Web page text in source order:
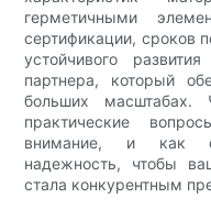
герметичными
сертификации, сроков
устойчивого
партнера, который
больших масштабах.
практические
внимание, и как
надежность, чтобы
стала конкурентным